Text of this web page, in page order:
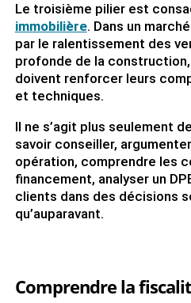
Le troisième pilier est
immobilière. Dans un
par le ralentissement des
profonde de la
doivent renforcer leurs
et techniques.
Il ne s’agit plus seulement
savoir conseiller,
opération, comprendre les
financement, analyser un
clients dans des décisions
qu’auparavant.
Comprendre la